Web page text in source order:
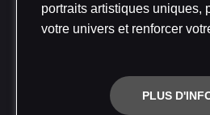
portraits artistiques uniques,
votre univers et renforcer
PLUS